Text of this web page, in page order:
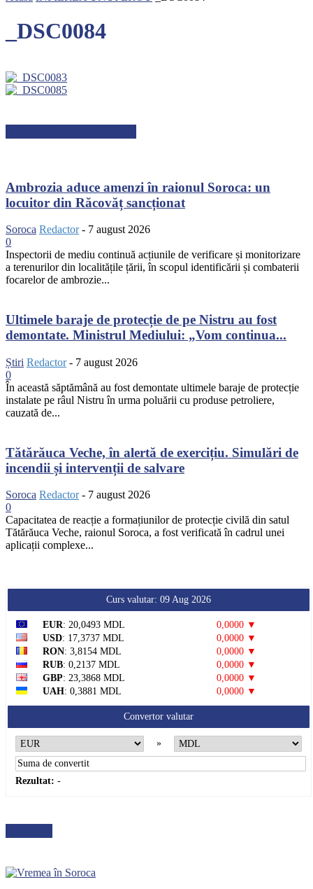
_DSC0084
Ambrozia aduce amenzi în raionul Soroca: un
locuitor din Răcovăț sancționat
Soroca Redactor - 7 august 2026
0
Inspectorii de mediu continuă acțiunile de verificare și monitorizare
a terenurilor din localitățile țării, în scopul identificării și combaterii
focarelor de ambrozie...
Ultimele baraje de protecție de pe Nistru au fost
demontate. Ministrul Mediului: „Vom continua...
Știri Redactor - 7 august 2026
0
În această săptămână au fost demontate ultimele baraje de protecție
instalate pe râul Nistru în urma poluării cu produse petroliere,
cauzată de...
Tătărăuca Veche, în alertă de exercițiu. Simulări de
incendii și intervenții de salvare
Soroca Redactor - 7 august 2026
0
Capacitatea de reacție a formațiunilor de protecție civilă din satul
Tătărăuca Veche, raionul Soroca, a fost verificată în cadrul unei
aplicații complexe...
Curs valutar: 09 Aug 2026
EUR: 20,0493 MDL
0,0000 ▼
USD: 17,3737 MDL
0,0000 ▼
RON: 3,8154 MDL
0,0000 ▼
RUB: 0,2137 MDL
0,0000 ▼
GBP: 23,3868 MDL
0,0000 ▼
UAH: 0,3881 MDL 0,0000 ▼
Convertor valutar
»
Rezultat: -